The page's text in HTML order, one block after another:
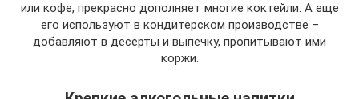
или кофе, прекрасно дополняет многие коктейли. А еще
его используют в кондитерском производстве –
добавляют в десерты и выпечку, пропитывают ими
коржи.